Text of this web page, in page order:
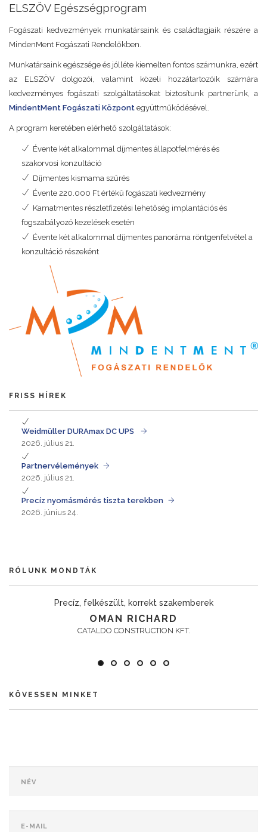
ELSZÖV Egészségprogram
Fogászati kedvezmények munkatársaink és családtagjaik részére a
MindenMent Fogászati Rendelőkben.
Munkatársaink egészsége és jólléte kiemelten fontos számunkra, ezért
az ELSZÖV dolgozói, valamint közeli hozzátartozóik számára
kedvezményes fogászati szolgáltatásokat biztosítunk partnerünk, a
MindentMent Fogászati Központ együttműködésével.
A program keretében elérhető szolgáltatások:
Évente két alkalommal díjmentes állapotfelmérés és
szakorvosi konzultáció
Díjmentes kismama szűrés
Évente 220.000 Ft értékű fogászati kedvezmény
Kamatmentes részletfizetési lehetőség implantációs és
fogszabályozó kezelések esetén
Évente két alkalommal díjmentes panoráma röntgenfelvétel a
konzultáció részeként
FRISS HÍREK
Weidmüller DURAmax DC UPS
2026. július 21.
Partnervélemények
2026. július 21.
Precíz nyomásmérés tiszta terekben
2026. június 24.
RÓLUNK MONDTÁK
Precíz, felkészült, korrekt szakemberek
OMAN RICHARD
CATALDO CONSTRUCTION KFT.
KÖVESSEN MINKET